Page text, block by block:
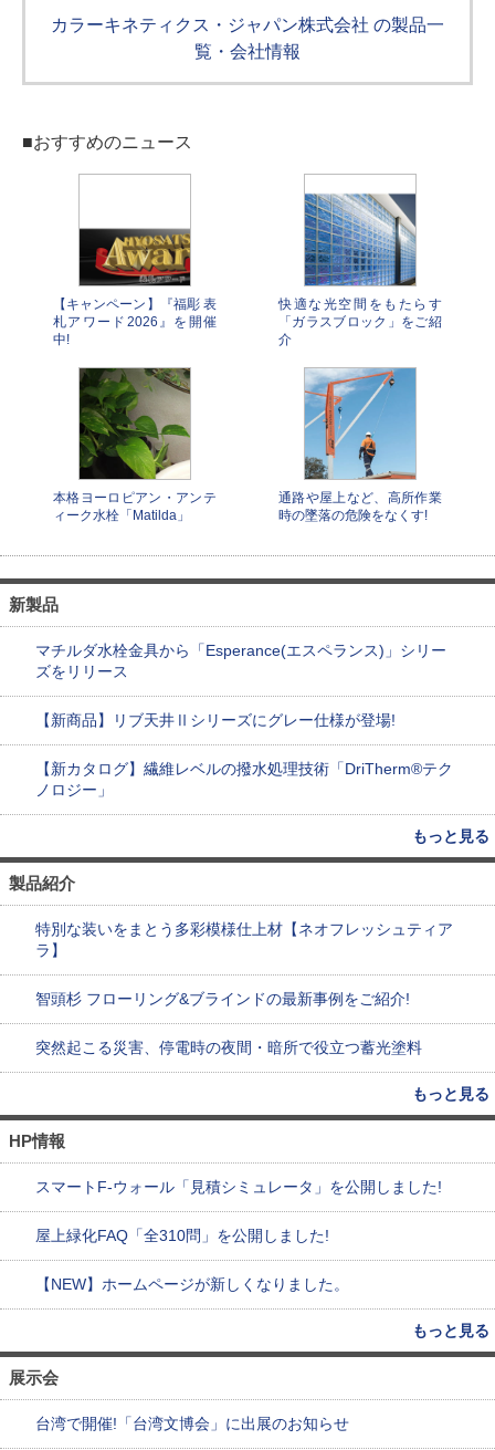
カラーキネティクス・ジャパン株式会社 の製品一
覧・会社情報
■おすすめのニュース
【キャンペーン】『福彫 表
札アワード2026』を開催
中!
快適な光空間をもたらす
「ガラスブロック」をご紹
介
本格ヨーロピアン・アンテ
ィーク水栓「Matilda」
通路や屋上など、高所作業
時の墜落の危険をなくす!
新製品
マチルダ水栓金具から「Esperance(エスペランス)」シリー
ズをリリース
【新商品】リブ天井Ⅱシリーズにグレー仕様が登場!
【新カタログ】繊維レベルの撥水処理技術「DriTherm®テク
ノロジー」
もっと見る
製品紹介
特別な装いをまとう多彩模様仕上材【ネオフレッシュティア
ラ】
智頭杉 フローリング&ブラインドの最新事例をご紹介!
突然起こる災害、停電時の夜間・暗所で役立つ蓄光塗料
もっと見る
HP情報
スマートF-ウォール「見積シミュレータ」を公開しました!
屋上緑化FAQ「全310問」を公開しました!
【NEW】ホームページが新しくなりました。
もっと見る
展示会
台湾で開催!「台湾文博会」に出展のお知らせ